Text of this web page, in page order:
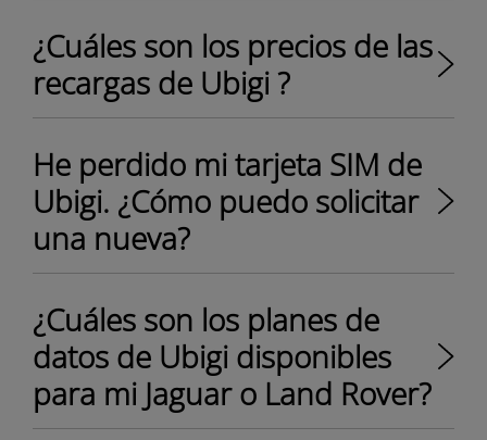
¿Cuáles son los precios de las
recargas de Ubigi ?
He perdido mi tarjeta SIM de
Ubigi. ¿Cómo puedo solicitar
una nueva?
¿Cuáles son los planes de
datos de Ubigi disponibles
para mi Jaguar o Land Rover?